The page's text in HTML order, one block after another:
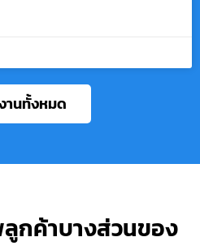
านทั้งหมด
กค้าบางส่วนของ